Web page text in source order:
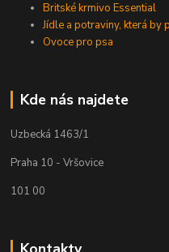
Britské krmivo Essential
Jídle a potraviny, která by
Ovoce pro psa
Kde nás najdete
Uzbecká 1463/1
Praha 10 - Vršovice
101 00